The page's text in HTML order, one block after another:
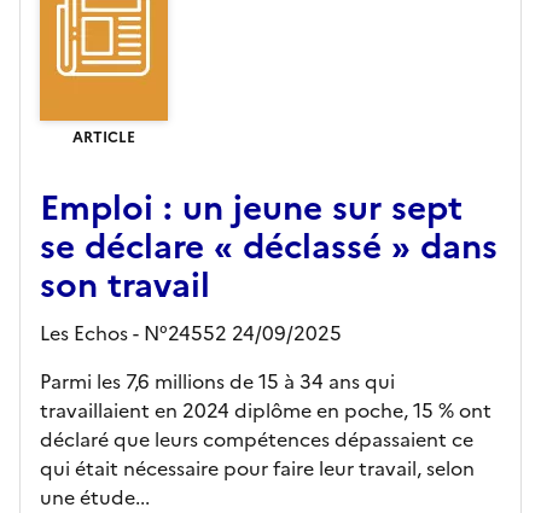
ARTICLE
Emploi : un jeune sur sept
se déclare « déclassé » dans
son travail
Les Echos - N°24552 24/09/2025
Parmi les 7,6 millions de 15 à 34 ans qui
travaillaient en 2024 diplôme en poche, 15 % ont
déclaré que leurs compétences dépassaient ce
qui était nécessaire pour faire leur travail, selon
une étude...